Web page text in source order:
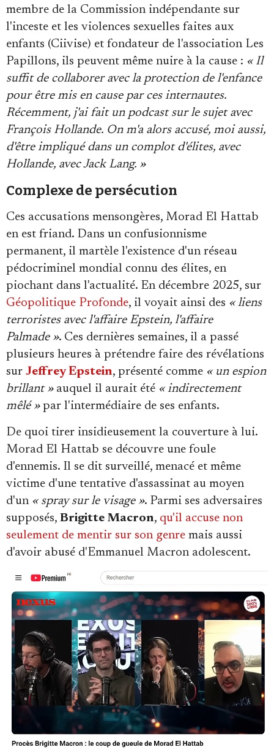
membre de la Commission indépendante sur
l'inceste et les violences sexuelles faites aux
enfants (Ciivise) et fondateur de l'association Les
Papillons, ils peuvent même nuire à la cause : « Il
suffit de collaborer avec la protection de l'enfance
pour être mis en cause par ces internautes.
Récemment, j'ai fait un podcast sur le sujet avec
François Hollande. On m'a alors accusé, moi aussi,
d'être impliqué dans un complot d'élites, avec
Hollande, avec Jack Lang. »
Complexe de persécution
Ces accusations mensongères, Morad El Hattab
en est friand. Dans un confusionnisme
permanent, il martèle l'existence d'un réseau
pédocriminel mondial connu des élites, en
piochant dans l'actualité. En décembre 2025, sur
Géopolitique Profonde, il voyait ainsi des « liens
terroristes avec l'affaire Epstein, l'affaire
Palmade ». Ces dernières semaines, il a passé
plusieurs heures à prétendre faire des révélations
sur Jeffrey Epstein, présenté comme « un espion
brillant »auquel il aurait été « indirectement
mêlé »par l'intermédiaire de ses enfants.
De quoi tirer insidieusement la couverture à lui.
Morad El Hattab se découvre une foule
d'ennemis. Il se dit surveillé, menacé et même
victime d'une tentative d'assassinat au moyen
d'un « spray sur le visage ». Parmi ses adversaires
supposés, Brigitte Macron, qu'il accuse non
seulement de mentir sur son genre mais aussi
d'avoir abusé d'Emmanuel Macron adolescent.
Lecteur
vidéo